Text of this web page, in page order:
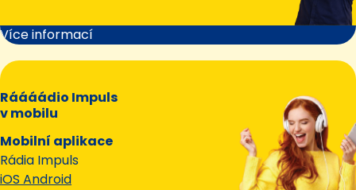
Více informací
Ráááádio Impuls
v mobilu
Mobilní aplikace
Rádia Impuls
iOS Android